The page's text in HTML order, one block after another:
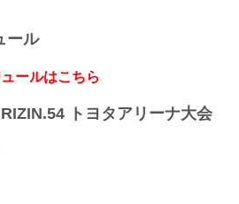
ール
ールはこちら
RIZIN.54 トヨタアリーナ大会